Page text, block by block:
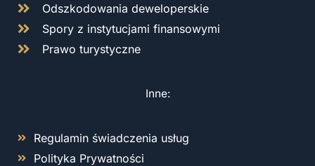
Odszkodowania deweloperskie
Spory z instytucjami finansowymi
Prawo turystyczne
Inne:
Regulamin świadczenia usług
Polityka Prywatności